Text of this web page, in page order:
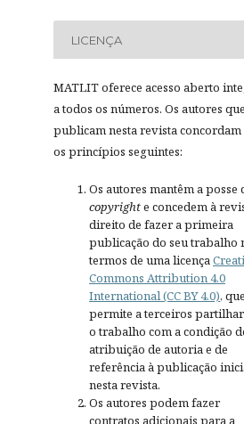
LICENÇA
MATLIT oferece acesso aberto
a todos os números. Os autores que
publicam nesta revista concordam
os princípios seguintes:
Os autores mantêm a posse
copyrighte concedem à
direito de fazer a primeira
publicação do seu trabalho
termos de uma licença
Commons Attribution 4.0
International (CC BY 4.0), que
permite a terceiros
o trabalho com a condição
atribuição de autoria e de
referência à publicação
nesta revista.
Os autores podem fazer
contratos adicionais para a